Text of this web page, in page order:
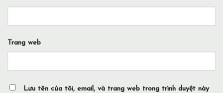
Trang web
Lưu tên của tôi, email, và trang web trong trình duyệt này